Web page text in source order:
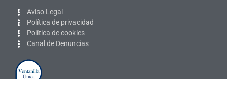
Aviso Legal
Política de privacidad
Política de cookies
Canal de Denuncias